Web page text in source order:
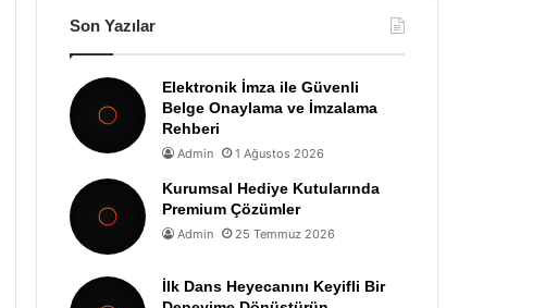
Son Yazılar
Elektronik İmza ile Güvenli
Belge Onaylama ve İmzalama
Rehberi
Admin 1 Ağustos 2026
Kurumsal Hediye Kutularında
Premium Çözümler
Admin 25 Temmuz 2026
İlk Dans Heyecanını Keyifli Bir